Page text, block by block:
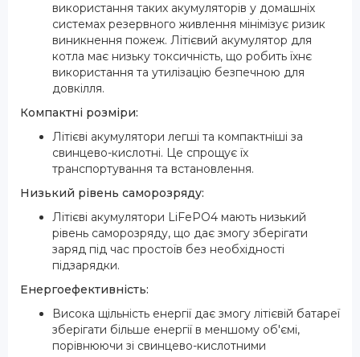
використання таких акумуляторів у домашніх
системах резервного живлення мінімізує ризик
виникнення пожеж. Літієвий акумулятор для
котла має низьку токсичність, що робить їхнє
використання та утилізацію безпечною для
довкілля.
Компактні розміри:
Літієві акумулятори легші та компактніші за
свинцево-кислотні. Це спрощує їх
транспортування та встановлення.
Низький рівень саморозряду:
Літієві акумулятори LiFePO4 мають низький
рівень саморозряду, що дає змогу зберігати
заряд під час простоїв без необхідності
підзарядки.
Енергоефективність:
Висока щільність енергії дає змогу літієвій батареї
зберігати більше енергії в меншому об'ємі,
порівнюючи зі свинцево-кислотними